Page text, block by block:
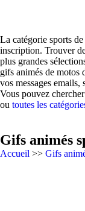
La catégorie sports
inscription. Trouver
plus grandes
gifs animés de motos
vos messages
Vous pouvez
ou toutes les
Gifs animés
Accueil >> Gifs